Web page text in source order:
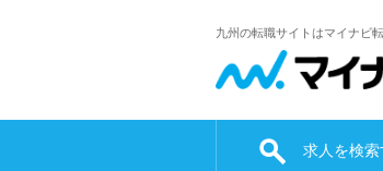
九州の転職サイトはマイナビ
求人を検索